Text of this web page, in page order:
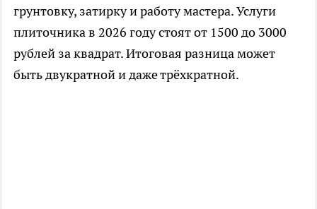
грунтовку, затирку и работу мастера. Услуги
плиточника в 2026 году стоят от 1500 до 3000
рублей за квадрат. Итоговая разница может
быть двукратной и даже трёхкратной.